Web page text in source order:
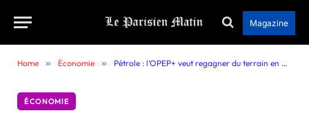
Magazine
Home » Économie » Pétrole : l’OPEP+ veut regagner du terrain en augmentant sa production
ÉCONOMIE